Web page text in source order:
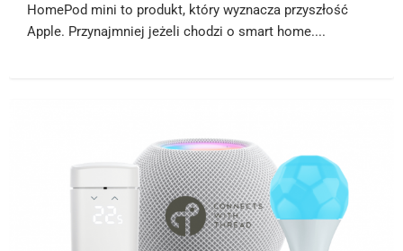
HomePod mini to produkt, który wyznacza przyszłość
Apple. Przynajmniej jeżeli chodzi o smart home....